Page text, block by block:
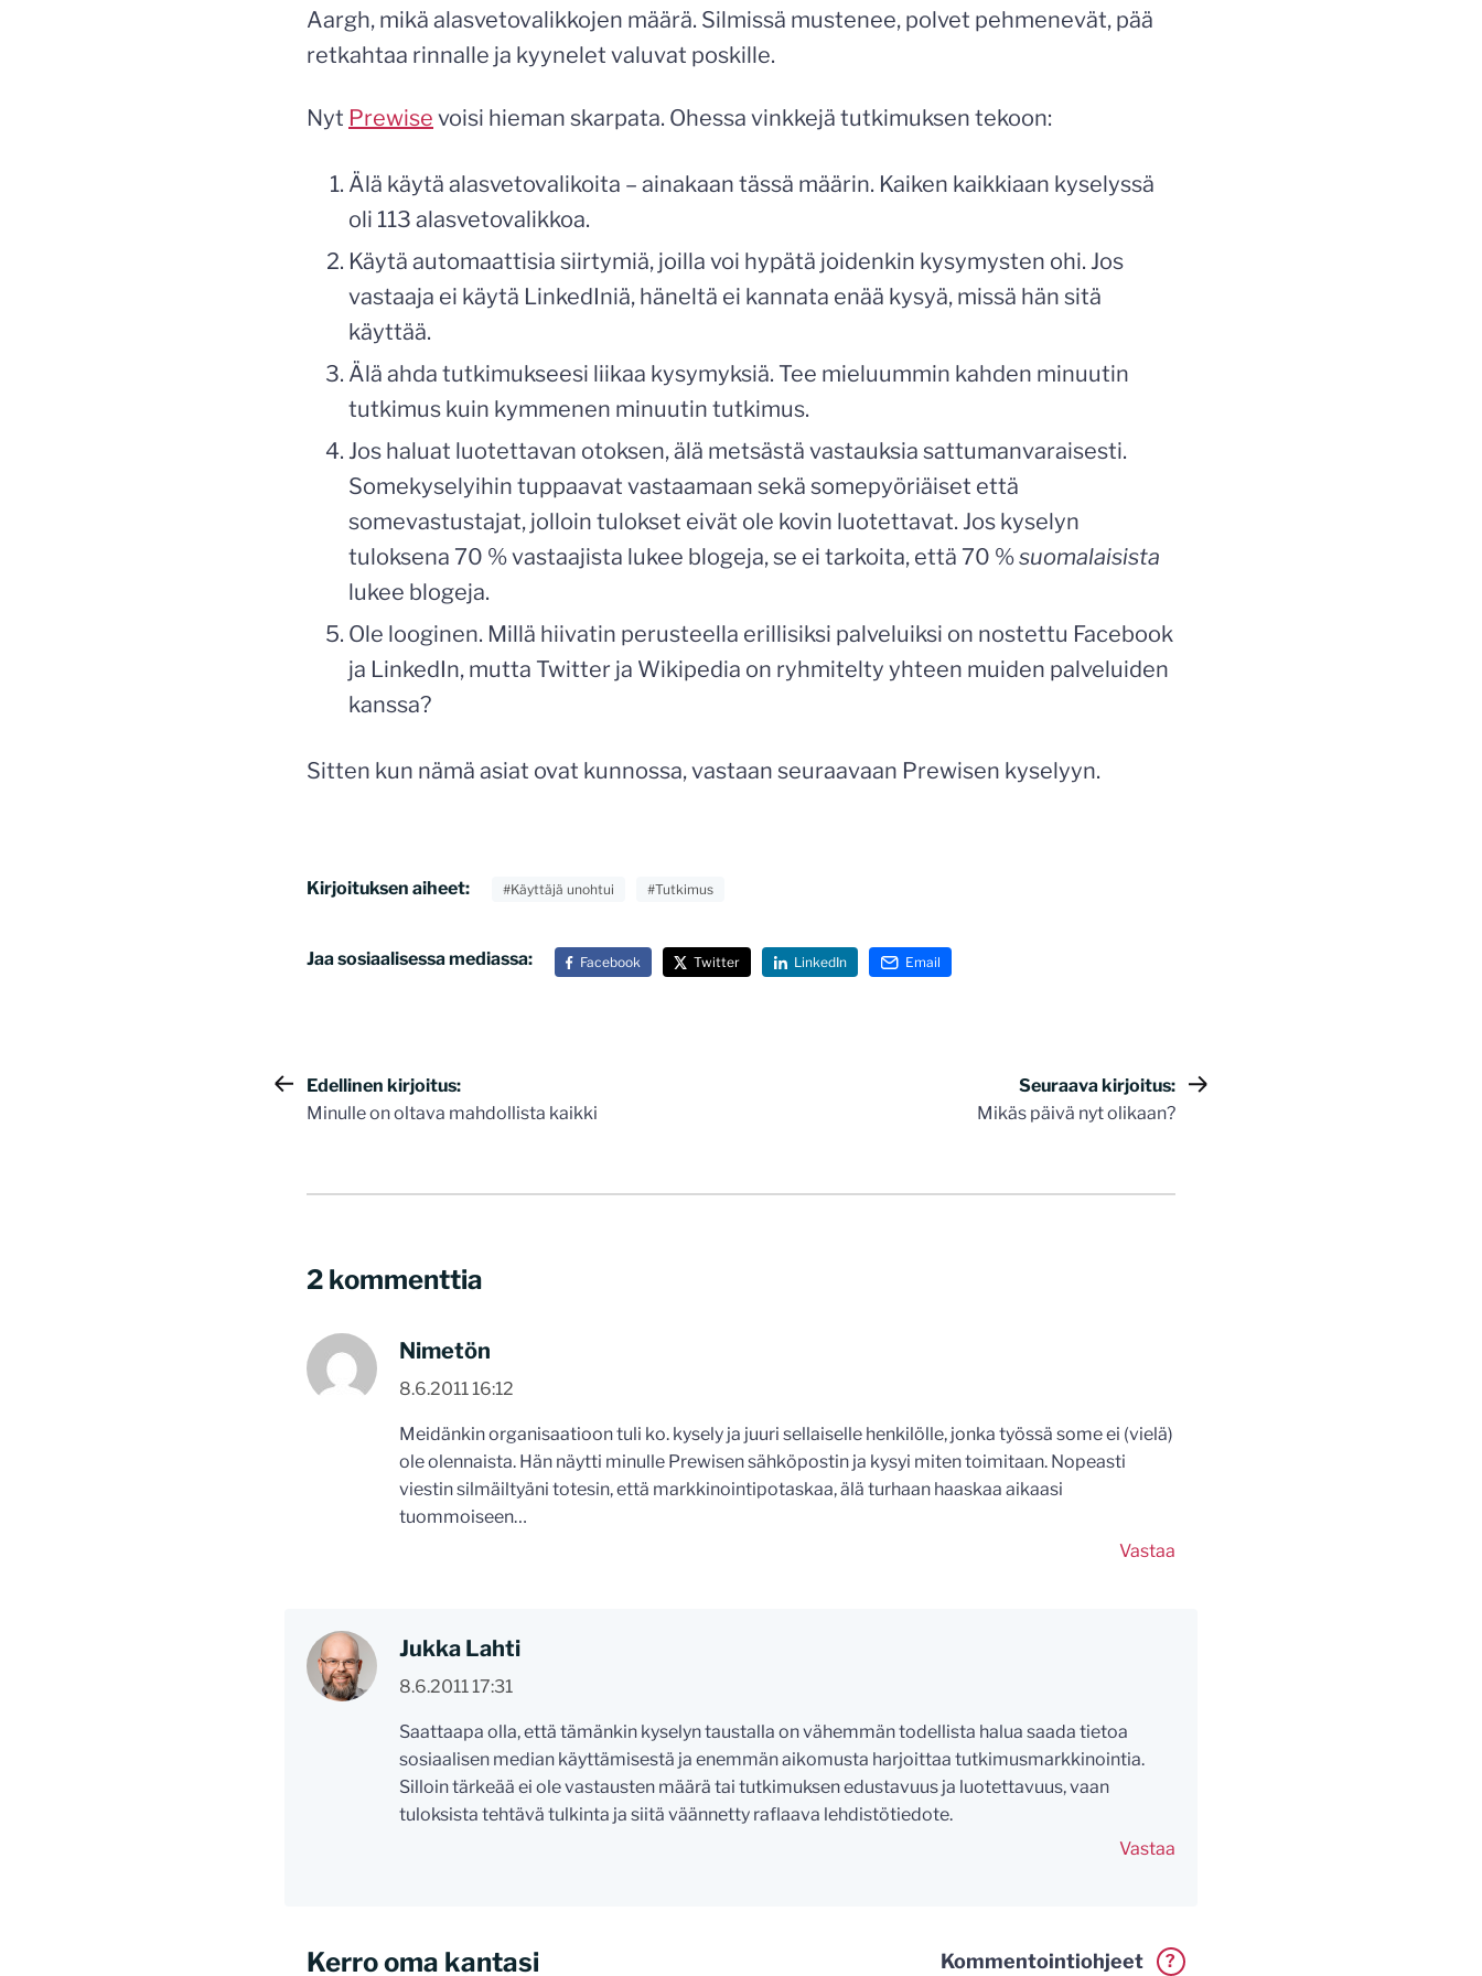
Aargh, mikä alasvetovalikkojen määrä. Silmissä mustenee, polvet pehmenevät, pää
retkahtaa rinnalle ja kyynelet valuvat poskille.
Nyt Prewise voisi hieman skarpata. Ohessa vinkkejä tutkimuksen tekoon:
Älä käytä alasvetovalikoita – ainakaan tässä määrin. Kaiken kaikkiaan kyselyssä
oli 113 alasvetovalikkoa.
Käytä automaattisia siirtymiä, joilla voi hypätä joidenkin kysymysten ohi. Jos
vastaaja ei käytä LinkedIniä, häneltä ei kannata enää kysyä, missä hän sitä
käyttää.
Älä ahda tutkimukseesi liikaa kysymyksiä. Tee mieluummin kahden minuutin
tutkimus kuin kymmenen minuutin tutkimus.
Jos haluat luotettavan otoksen, älä metsästä vastauksia sattumanvaraisesti.
Somekyselyihin tuppaavat vastaamaan sekä somepyöriäiset että
somevastustajat, jolloin tulokset eivät ole kovin luotettavat. Jos kyselyn
tuloksena 70 % vastaajista lukee blogeja, se ei tarkoita, että 70 %suomalaisista
lukee blogeja.
Ole looginen. Millä hiivatin perusteella erillisiksi palveluiksi on nostettu Facebook
ja LinkedIn, mutta Twitter ja Wikipedia on ryhmitelty yhteen muiden palveluiden
kanssa?
Sitten kun nämä asiat ovat kunnossa, vastaan seuraavaan Prewisen kyselyyn.
Kirjoituksen aiheet: #Käyttäjä unohtui #Tutkimus
Jaa sosiaalisessa mediassa: Facebook Twitter LinkedIn Email
Artikkelien
Edellinen kirjoitus:
Minulle on oltava mahdollista kaikki
Seuraava kirjoitus:
Mikäs päivä nyt olikaan?
2 kommenttia
Nimetön
8.6.2011 16:12
Meidänkin organisaatioon tuli ko. kysely ja juuri sellaiselle henkilölle, jonka työssä some ei (vielä)
ole olennaista. Hän näytti minulle Prewisen sähköpostin ja kysyi miten toimitaan. Nopeasti
viestin silmäiltyäni totesin, että markkinointipotaskaa, älä turhaan haaskaa aikaasi
tuommoiseen…
Vastaa
Jukka Lahti
8.6.2011 17:31
Saattaapa olla, että tämänkin kyselyn taustalla on vähemmän todellista halua saada tietoa
sosiaalisen median käyttämisestä ja enemmän aikomusta harjoittaa tutkimusmarkkinointia.
Silloin tärkeää ei ole vastausten määrä tai tutkimuksen edustavuus ja luotettavuus, vaan
tuloksista tehtävä tulkinta ja siitä väännetty raflaava lehdistötiedote.
Vastaa
Kerro oma kantasi Kommentointiohjeet
?